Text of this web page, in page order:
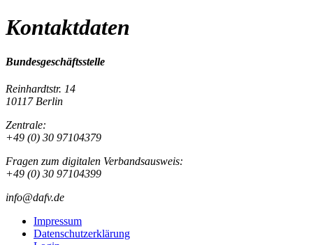
Kontaktdaten
Bundesgeschäftsstelle
Reinhardtstr. 14
10117 Berlin
Zentrale:
+49 (0) 30 97104379
Fragen zum digitalen Verbandsausweis:
+49 (0) 30 97104399
info@dafv.de
Impressum
Datenschutzerklärung